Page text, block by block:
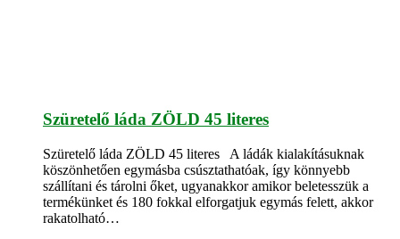
Szüretelő láda ZÖLD 45 literes
Szüretelő láda ZÖLD 45 literes A ládák kialakításuknak
köszönhetően egymásba csúsztathatóak, így könnyebb
szállítani és tárolni őket, ugyanakkor amikor beletesszük a
termékünket és 180 fokkal elforgatjuk egymás felett, akkor
rakatolható…